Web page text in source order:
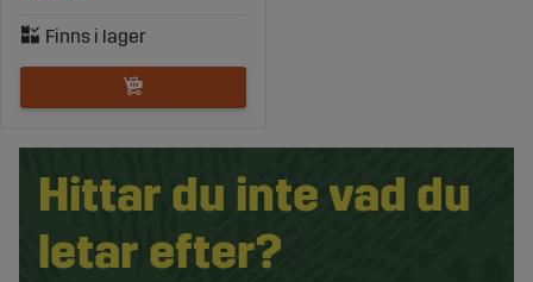
Hittar du inte vad du
letar efter?